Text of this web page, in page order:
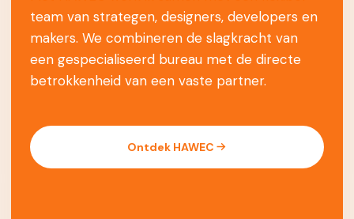
team van strategen, designers, developers en
makers. We combineren de slagkracht van
een gespecialiseerd bureau met de directe
betrokkenheid van een vaste partner.
Ontdek HAWEC